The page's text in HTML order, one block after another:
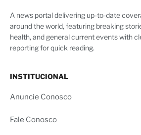
A news portal delivering up-to-date
around the world, featuring breaking
health, and general current events with
reporting for quick reading.
INSTITUCIONAL
Anuncie Conosco
Fale Conosco